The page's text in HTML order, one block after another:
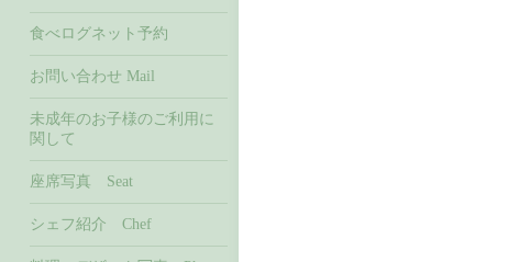
食べログネット予約
お問い合わせ Mail
未成年のお子様のご利用に
関して
座席写真 Seat
シェフ紹介 Chef